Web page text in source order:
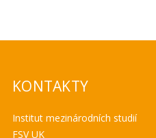
KONTAKTY
Institut mezinárodních studií
FSV UK